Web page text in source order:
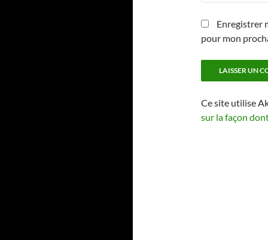
Enregistrer
pour mon
Ce site utilise
sur la façon